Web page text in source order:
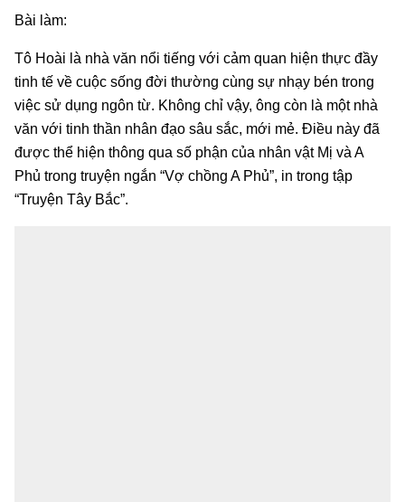
Bài làm:
Tô Hoài là nhà văn nổi tiếng với cảm quan hiện thực đầy
tinh tế về cuộc sống đời thường cùng sự nhạy bén trong
việc sử dụng ngôn từ. Không chỉ vậy, ông còn là một nhà
văn với tinh thần nhân đạo sâu sắc, mới mẻ. Điều này đã
được thể hiện thông qua số phận của nhân vật Mị và A
Phủ trong truyện ngắn “Vợ chồng A Phủ”, in trong tập
“Truyện Tây Bắc”.